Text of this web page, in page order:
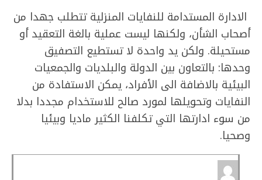
الادارة المستدامة للنفايات المنزلية تتطلب جهدا من
أصحاب الشأن، ولكنها ليست عملية بالغة التعقيد أو
مستحيلة. ولكن يد واحدة لا تستطيع التصفيق
وحدها: بالتعاون بين الدولة والبلديات والجمعيات
البيئية بالاضافة الى الأفراد، يمكن الاستفادة من
النفايات وتحويلها لمورد صالح للاستخدام مجددا بدلا
من سوء ادارتها التي تكلفنا الكثير ماديا وبيئيا
وصحيا.